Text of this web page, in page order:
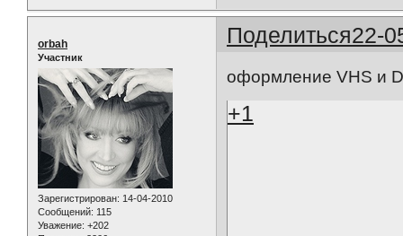
Поделиться22-
orbah
Участник
Зарегистрирован: 14-04-2010
Сообщений: 115
Уважение: +202
оформление VHS и
+1